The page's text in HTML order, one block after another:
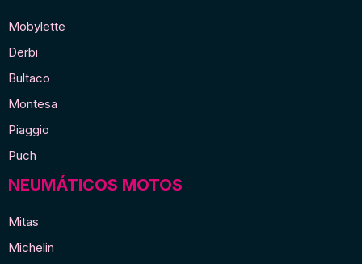
Mobylette
Derbi
Bultaco
Montesa
Piaggio
Puch
NEUMÁTICOS MOTOS
Mitas
Michelin